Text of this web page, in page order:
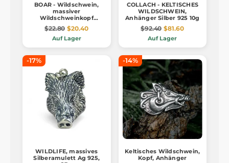
BOAR - Wildschwein,
massiver
Wildschweinkopf
Bronze,
Schlüsselanhänger
$22.80 $20.40
Auf Lager
COLLACH - KELTISCHES
WILDSCHWEIN,
Anhänger Silber 925 10g
$92.40 $81.60
Auf Lager
-17%
WILDLIFE, massives
Silberamulett Ag 925,
-14%
Keltisches Wildschwein,
Kopf, Anhänger